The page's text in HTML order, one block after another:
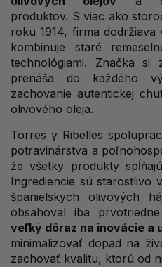
produktov. S viac ako
roku 1914, firma
kombinuje staré
technológiami. Značka
prenáša do každého
zachovanie autentickej
olivového oleja.
Torres y Ribelles
potravinárstva a
že všetky produkty
Ingrediencie sú starostlivo
španielskych olivových
obsahoval iba
veľký dôraz na inovácie a
minimalizovať dopad na
zachovať kvalitu, ktorú od